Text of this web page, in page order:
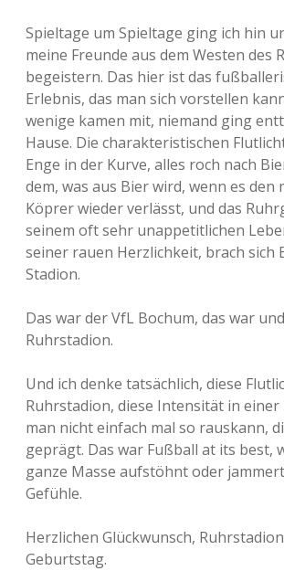
Spieltage um Spieltage ging ich hin
meine Freunde aus dem Westen des
begeistern. Das hier ist das
Erlebnis, das man sich vorstellen
wenige kamen mit, niemand ging
Hause. Die charakteristischen
Enge in der Kurve, alles roch nach
dem, was aus Bier wird, wenn es den
Köprer wieder verlässt, und das
seinem oft sehr unappetitlichen
seiner rauen Herzlichkeit, brach sich
Stadion.
Das war der VfL Bochum, das war
Ruhrstadion.
Und ich denke tatsächlich, diese
Ruhrstadion, diese Intensität in einer
man nicht einfach mal so rauskann,
geprägt. Das war Fußball at its best,
ganze Masse aufstöhnt oder
Gefühle.
Herzlichen Glückwunsch,
Geburtstag.